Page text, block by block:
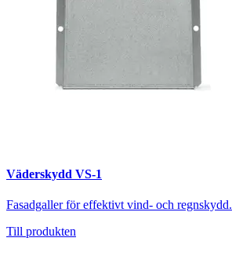
Väderskydd VS-1
Fasadgaller för effektivt vind- och regnskydd.
Till produkten